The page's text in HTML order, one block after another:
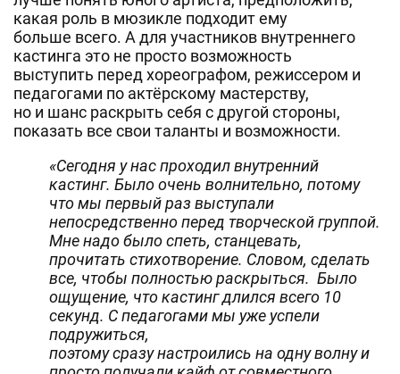
какая роль в мюзикле подходит ему
больше всего. А для участников внутреннего
кастинга это не просто возможность
выступить перед хореографом, режиссером и
педагогами по актёрскому мастерству,
но и шанс раскрыть себя с другой стороны,
показать все свои таланты и возможности.
«Сегодня у нас проходил внутренний
кастинг. Было очень волнительно, потому
что мы первый раз выступали
непосредственно перед творческой группой.
Мне надо было спеть, станцевать,
прочитать стихотворение. Словом, сделать
все, чтобы полностью раскрыться. Было
ощущение, что кастинг длился всего 10
секунд. С педагогами мы уже успели
подружиться,
поэтому сразу настроились на одну волну и